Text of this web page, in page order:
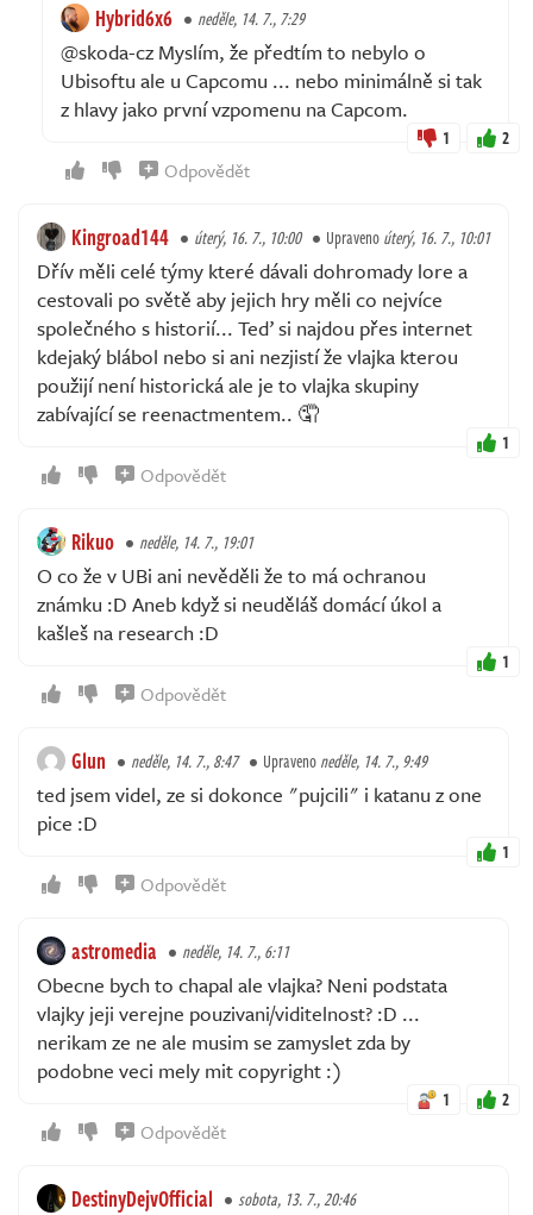
Hybrid6x6 neděle, 14. 7., 7:29
@skoda-cz Myslím, že předtím to nebylo o
Ubisoftu ale u Capcomu ... nebo minimálně si tak
z hlavy jako první vzpomenu na Capcom.
1 2
Odpovědět
Kingroad144 úterý, 16. 7., 10:00 Upravenoúterý, 16. 7., 10:01
Dřív měli celé týmy které dávali dohromady lore a
cestovali po světě aby jejich hry měli co nejvíce
společného s historií... Teď si najdou přes internet
kdejaký blábol nebo si ani nezjistí že vlajka kterou
použijí není historická ale je to vlajka skupiny
zabívající se reenactmentem.. 🤦
1
Odpovědět
Rikuo neděle, 14. 7., 19:01
O co že v UBi ani nevěděli že to má ochranou
známku :D Aneb když si neuděláš domácí úkol a
kašleš na research :D
1
Odpovědět
Glun neděle, 14. 7., 8:47 Upravenoneděle, 14. 7., 9:49
ted jsem videl, ze si dokonce "pujcili" i katanu z one
pice :D
1
Odpovědět
astromedia neděle, 14. 7., 6:11
Obecne bych to chapal ale vlajka? Neni podstata
vlajky jeji verejne pouzivani/viditelnost? :D ...
nerikam ze ne ale musim se zamyslet zda by
podobne veci mely mit copyright :)
1 2
Odpovědět
DestinyDejvOfficial sobota, 13. 7., 20:46